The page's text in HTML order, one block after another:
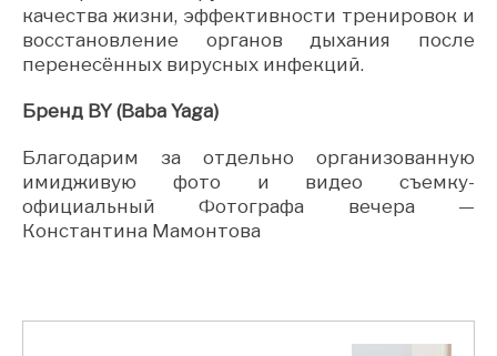
качества жизни, эффективности тренировок и
восстановление органов дыхания после
перенесённых вирусных инфекций.
Бренд BY (Baba Yaga)
Благодарим за отдельно организованную
имидживую фото и видео съемку-
официальный Фотографа вечера —
Константина Мамонтова